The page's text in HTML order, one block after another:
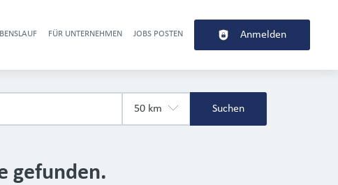
FÜR UNTERNEHMEN JOBS POSTEN Anmelden
Suchen
gefunden.